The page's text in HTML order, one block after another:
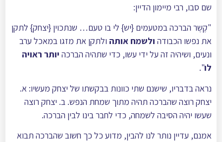
שם סבו, רבי מיימון הדיין:
"קֶשֶר הברכה במטעמים {יש} לי בו טעם… שנתכוין {יצחק} לתקן
את נפשו הכבודה ולשמח אותה ולתקן את מזגו במאכל ערב
ונעים, ושיהיה זה על ידי עשו, כדי שתהיה הברכה יותר ראויה
לו".
נראה בדבריו, שישנם שתי כוונות בבקשתו של יצחק מעשיו: א.
יצחק רוצה שהברכה תהיה מתוך שמחת הנפש. ב. יצחק רוצה
שעשו יהיה הסיבה לשמחה, כדי לחבר בינו לבין הברכה.
אמנם, עדיין נותר לנו להבין, מדוע כל כך חשוב שהברכה תבוא